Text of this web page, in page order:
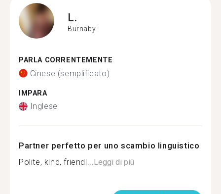
L.
Burnaby
PARLA CORRENTEMENTE
Cinese (semplificato)
IMPARA
Inglese
Partner perfetto per uno scambio linguistico
Polite, kind, friendl...Leggi di più